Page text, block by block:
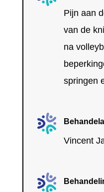
Pijn aan
van de
na
springen
Vincent